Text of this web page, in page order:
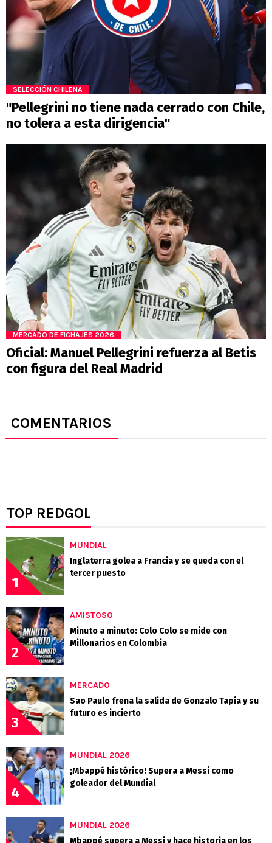
SELECCIÓN CHILENA
"Pellegrini no tiene nada cerrado con Chile,
no tolera a esta dirigencia"
MERCADO DE FICHAJES 2026
Oficial: Manuel Pellegrini refuerza al Betis
con figura del Real Madrid
COMENTARIOS
TOP REDGOL
1
MUNDIAL
Inglaterra golea a Francia y se queda con el
tercer puesto
2
AMISTOSO
Minuto a minuto: Colo Colo se mide con
Millonarios en Colombia
3
MERCADO
Sao Paulo frena la salida de Gonzalo Tapia y su
futuro es incierto
4
MUNDIAL 2026
¡Mbappé histórico! Supera a Messi como
goleador del Mundial
MUNDIAL 2026
Mbappé supera a Messi y hace historia en los